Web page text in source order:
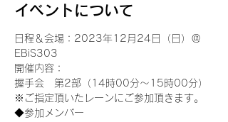
イベントについて
日程＆会場：2023年12月24日（日）＠
EBiS303
開催内容：
握手会　第2部（14時00分～15時00分）
※ご指定頂いたレーンにご参加頂きます。
◆参加メンバー